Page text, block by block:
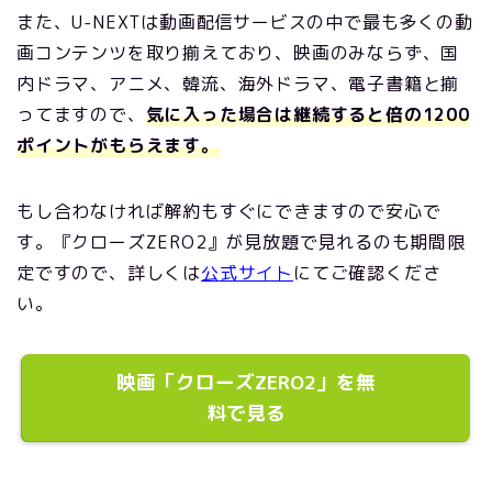
また、U-NEXTは動画配信サービスの中で最も多くの動
画コンテンツを取り揃えており、映画のみならず、国
内ドラマ、アニメ、韓流、海外ドラマ、電子書籍と揃
ってますので、 気に入った場合は継続すると倍の1200
ポイントがもらえます。
もし合わなければ解約もすぐにできますので安心で
す。『クローズZERO2』が見放題で見れるのも期間限
定ですので、詳しくは公式サイト にてご確認くださ
い。
映画「クローズZERO2」を無
料で見る